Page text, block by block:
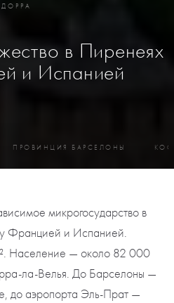
в Пиренеях
и Испанией
ПРОВИНЦИЯ БАРСЕЛОНЫ
микрогосударство в
Францией и Испанией.
Население — около 82 000
ла-Велья. До Барселоны —
до аэропорта Эль-Прат —